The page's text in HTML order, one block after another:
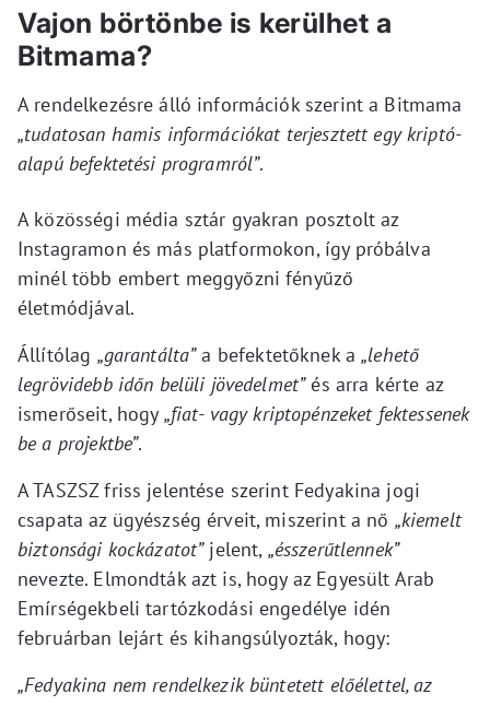
Vajon börtönbe is kerülhet a
Bitmama?
A rendelkezésre álló információk szerint a Bitmama
„tudatosan hamis információkat terjesztett egy kriptó-
alapú befektetési programról”.
A közösségi média sztár gyakran posztolt az
Instagramon és más platformokon, így próbálva
minél több embert meggyőzni fényűző
életmódjával.
Állítólag „garantálta”a befektetőknek a„lehető
legrövidebb időn belüli jövedelmet”és arra kérte az
ismerőseit, hogy „fiat- vagy kriptopénzeket fektessenek
be a projektbe”.
A TASZSZ friss jelentése szerint Fedyakina jogi
csapata az ügyészség érveit, miszerint a nő „kiemelt
biztonsági kockázatot”jelent, „ésszerűtlennek”
nevezte. Elmondták azt is, hogy az Egyesült Arab
Emírségekbeli tartózkodási engedélye idén
februárban lejárt és kihangsúlyozták, hogy:
„Fedyakina nem rendelkezik büntetett előélettel, az